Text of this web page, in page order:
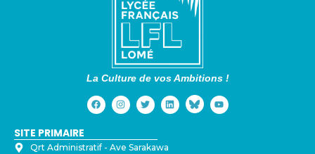
La Culture de vos Ambitions !
SITE PRIMAIRE
Qrt Administratif - ⁠Ave Sarakawa